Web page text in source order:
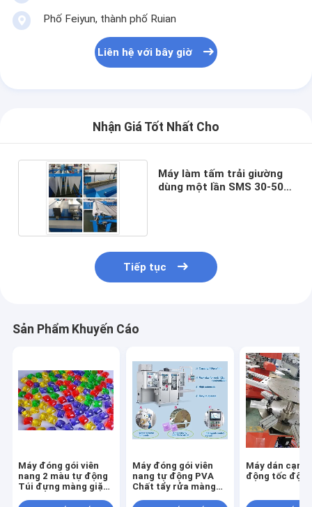
Phố Feiyun, thành phố Ruian
Liên hệ với bây giờ
Nhận Giá Tốt Nhất Cho
Máy làm tấm trải giường
dùng một lần SMS 30-50m
Tiếp tục
Sản Phẩm Khuyến Cáo
Máy đóng gói viên
nang 2 màu tự động
Túi đựng màng giặt
Máy đóng gói viên
nang tự động PVA
Chất tẩy rửa màng
Máy dán cạnh
động tốc độ